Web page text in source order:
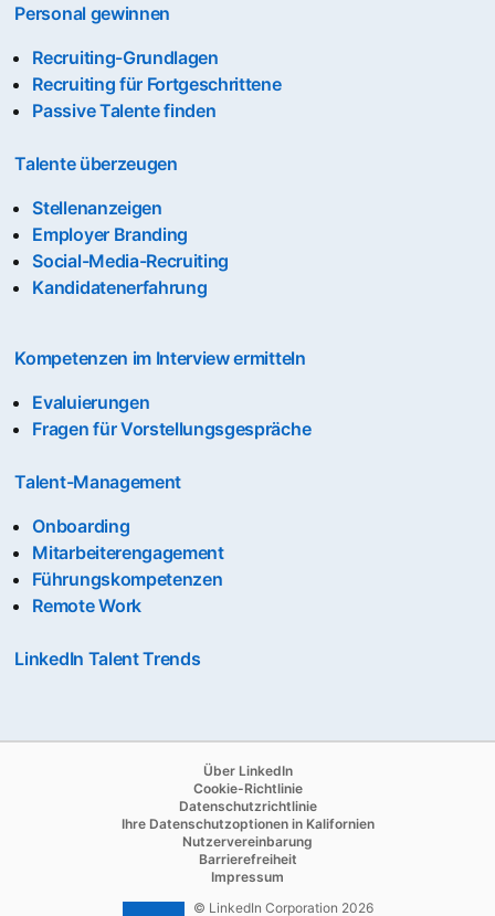
Personal gewinnen
Recruiting-Grundlagen
Recruiting für Fortgeschrittene
Passive Talente finden
Talente überzeugen
Stellenanzeigen
Employer Branding
Social-Media-Recruiting
Kandidatenerfahrung
Kompetenzen im Interview ermitteln
Evaluierungen
Fragen für Vorstellungsgespräche
Talent-Management
Onboarding
Mitarbeiterengagement
Führungskompetenzen
Remote Work
LinkedIn Talent Trends
Über LinkedInopens in a new tab
Cookie-Richtlinie
Datenschutzrichtlinie
Ihre Datenschutzoptionen in Kalifornienopens in a new tab
Nutzervereinbarung
Barrierefreiheit opens in a new tab
Impressum
© LinkedIn Corporation 2026